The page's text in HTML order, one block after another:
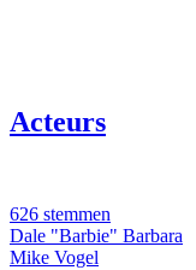
Acteurs
626 stemmen
Dale "Barbie" Barbara
Mike Vogel